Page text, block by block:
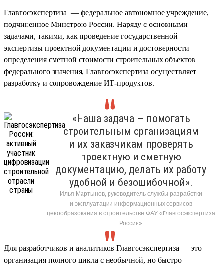
Главгосэкспертиза — федеральное автономное учреждение,
подчиненное Минстрою России. Наряду с основными
задачами, такими, как проведение государственной
экспертизы проектной документации и достоверности
определения сметной стоимости строительных объектов
федерального значения, Главгосэкспертиза осуществляет
разработку и сопровождение ИТ-продуктов.
«Наша задача — помогать
строительным организациям
и их заказчикам проверять
проектную и сметную
документацию, делать их работу
удобной и безошибочной».
Илья Мартынов, руководитель службы разработки
и эксплуатации информационных сервисов
ценообразования в строительстве ФАУ «Главгосэкспертиза
России»
Для разработчиков и аналитиков Главгосэкспертиза — это
организация полного цикла с необычной, но быстро